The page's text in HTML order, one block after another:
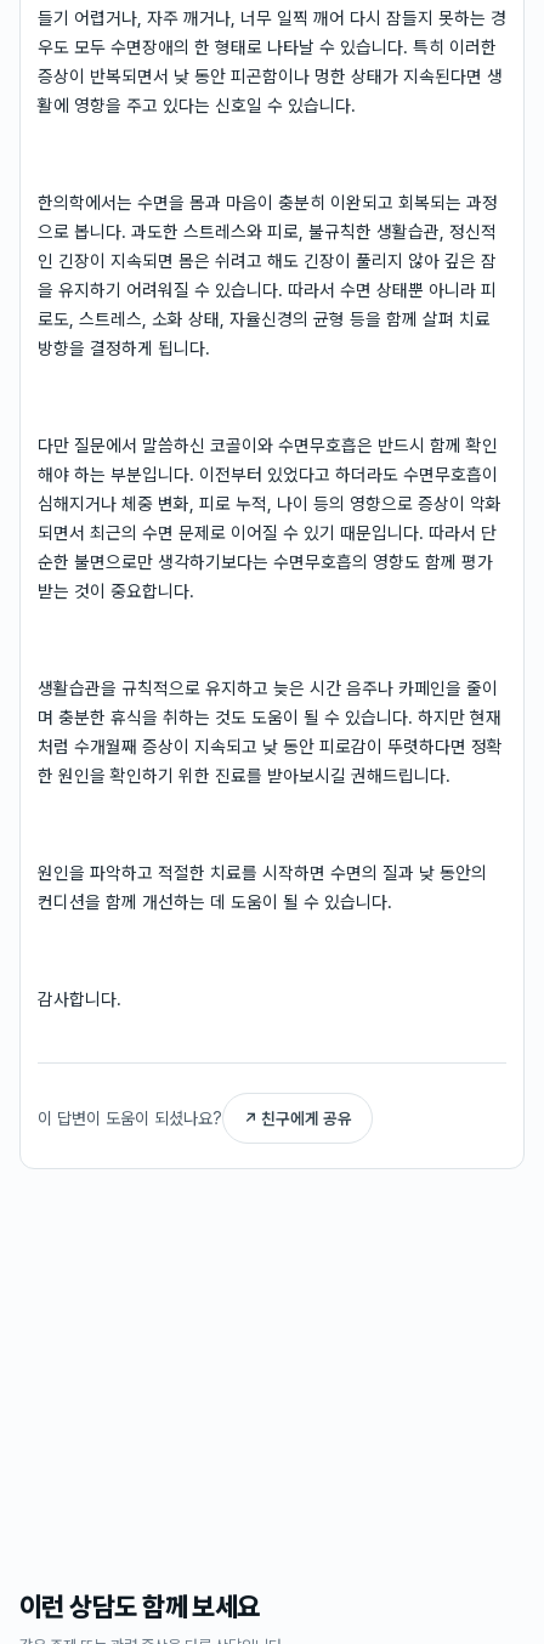
들기 어렵거나, 자주 깨거나, 너무 일찍 깨어 다시 잠들지 못하는 경
우도 모두 수면장애의 한 형태로 나타날 수 있습니다. 특히 이러한
증상이 반복되면서 낮 동안 피곤함이나 멍한 상태가 지속된다면 생
활에 영향을 주고 있다는 신호일 수 있습니다.
한의학에서는 수면을 몸과 마음이 충분히 이완되고 회복되는 과정
으로 봅니다. 과도한 스트레스와 피로, 불규칙한 생활습관, 정신적
인 긴장이 지속되면 몸은 쉬려고 해도 긴장이 풀리지 않아 깊은 잠
을 유지하기 어려워질 수 있습니다. 따라서 수면 상태뿐 아니라 피
로도, 스트레스, 소화 상태, 자율신경의 균형 등을 함께 살펴 치료
방향을 결정하게 됩니다.
다만 질문에서 말씀하신 코골이와 수면무호흡은 반드시 함께 확인
해야 하는 부분입니다. 이전부터 있었다고 하더라도 수면무호흡이
심해지거나 체중 변화, 피로 누적, 나이 등의 영향으로 증상이 악화
되면서 최근의 수면 문제로 이어질 수 있기 때문입니다. 따라서 단
순한 불면으로만 생각하기보다는 수면무호흡의 영향도 함께 평가
받는 것이 중요합니다.
생활습관을 규칙적으로 유지하고 늦은 시간 음주나 카페인을 줄이
며 충분한 휴식을 취하는 것도 도움이 될 수 있습니다. 하지만 현재
처럼 수개월째 증상이 지속되고 낮 동안 피로감이 뚜렷하다면 정확
한 원인을 확인하기 위한 진료를 받아보시길 권해드립니다.
원인을 파악하고 적절한 치료를 시작하면 수면의 질과 낮 동안의
컨디션을 함께 개선하는 데 도움이 될 수 있습니다.
감사합니다.
이 답변이 도움이 되셨나요? ↗ 친구에게 공유
이런 상담도 함께 보세요